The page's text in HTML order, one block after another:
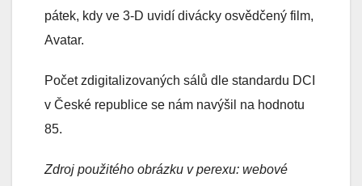
pátek, kdy ve 3-D uvidí divácky osvědčený film,
Avatar.
Počet zdigitalizovaných sálů dle standardu DCI
v České republice se nám navýšil na hodnotu
85.
Zdroj použitého obrázku v perexu: webové